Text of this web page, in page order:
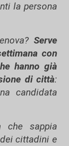
la persona
Serve
con
hanno già
di città:
candidata
che sappia
cittadini e